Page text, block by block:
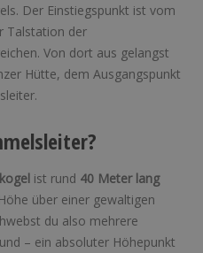
Der Einstiegspunkt ist vom
Talstation der
Von dort aus gelangst
Hütte, dem Ausgangspunkt
ist rund 40 Meter lang
über einer gewaltigen
du also mehrere
– ein absoluter Höhepunkt